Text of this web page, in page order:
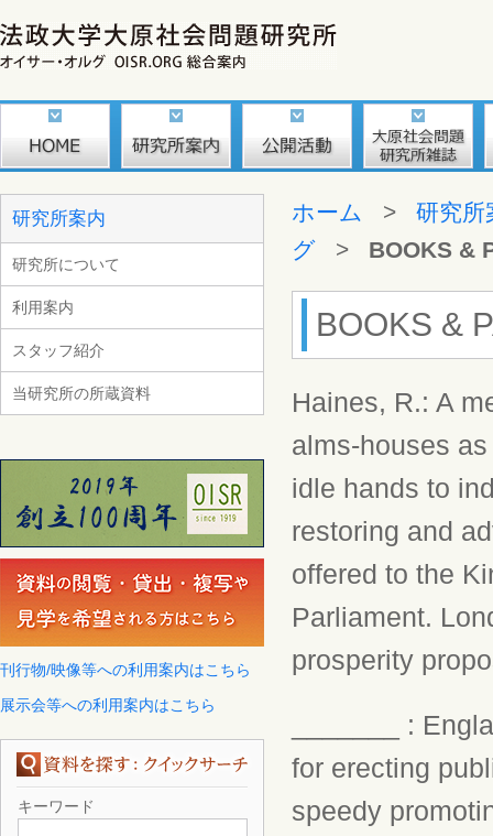
研究所案内
研究所について
利用案内
スタッフ紹介
当研究所の所蔵資料
刊行物/映像等への利用案内はこちら
展示会等への利用案内はこちら
キーワード
ホーム > 研究所
グ > BOOKS &
BOOKS &
Haines, R.: A
alms-houses
idle hands to
restoring and
offered to the
Parliament.
prosperity
_______ :
for erecting
speedy